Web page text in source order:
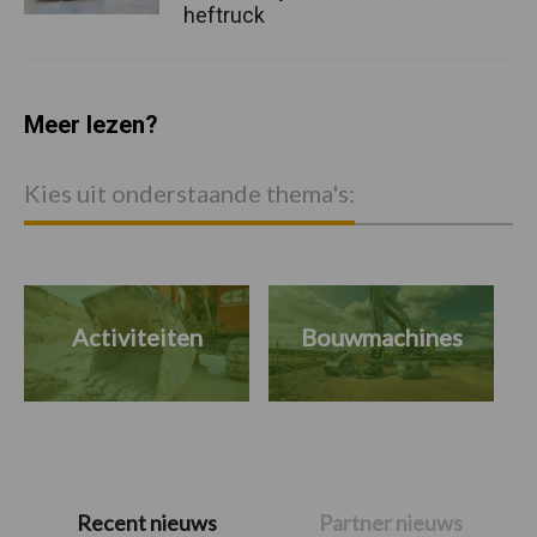
PrimaireRecent nieuws Partner nieuws
heftruck
Meer lezen?
Kies uit onderstaande thema's:
Activiteiten Bouwmachines